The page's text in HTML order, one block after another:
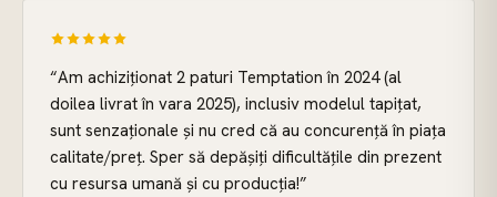
“Am achiziționat 2 paturi Temptation în 2024 (al
doilea livrat în vara 2025), inclusiv modelul tapițat,
sunt senzaționale și nu cred că au concurență în piața
calitate/preț. Sper să depășiți dificultățile din prezent
cu resursa umană și cu producția!”